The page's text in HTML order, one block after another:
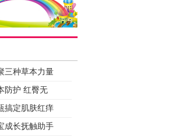
三种草本力量
防护 红臀无
搞定肌肤红痒
成长抚触助手